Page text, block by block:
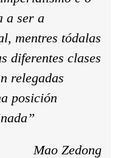
a ser a
mentres tódalas
diferentes clases
relegadas
posición
Mao Zedong